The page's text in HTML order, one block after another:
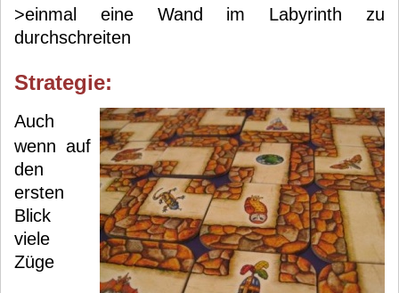
>einmal eine Wand im Labyrinth zu
durchschreiten
Strategie:
Auch
wenn auf
den
ersten
Blick
viele
Züge